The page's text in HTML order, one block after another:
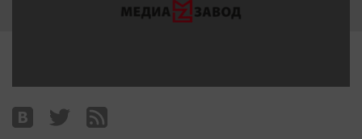
Архив